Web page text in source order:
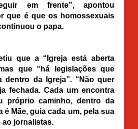
em frente”, apontou
que é que os homossexuais
o papa.
que a “Igreja está aberta
que “há legislações que
dentro da Igreja”. “Não quer
fechada. Cada um encontra
próprio caminho, dentro da
é Mãe, guia cada um, pela sua
ao jornalistas.